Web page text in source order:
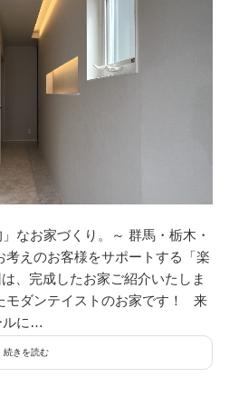
なお家づくり。～ 群馬・栃木・
えのお客様をサポートする「楽
完成したお家ご紹介いたしま
ダンテイストのお家です！ 来
ルに…
続きを読む